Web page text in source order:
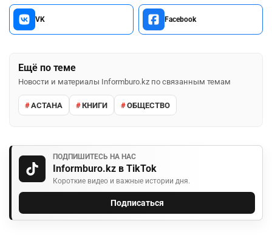
VK Facebook
Ещё по теме
Новости и материалы Informburo.kz по связанным темам
АСТАНА КНИГИ ОБЩЕСТВО
ПОДПИШИТЕСЬ НА НАС
Informburo.kz в TikTok
Короткие видео и важные истории дня.
Подписаться